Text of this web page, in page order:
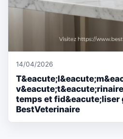
14/04/2026
temps et fid&eacute;liser
BestVeterinaire